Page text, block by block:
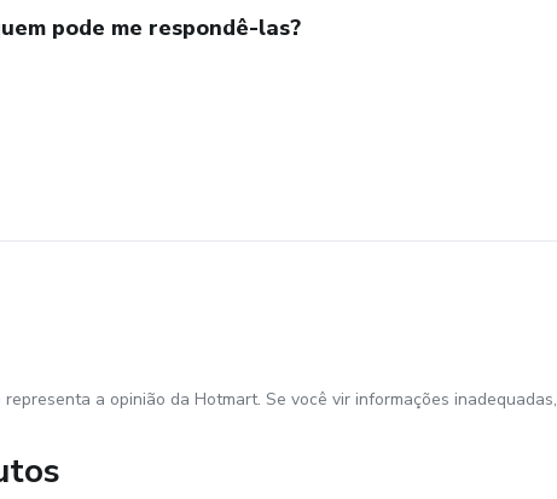
pode me respondê-las?
a opinião da Hotmart. Se você vir informações inadequadas,